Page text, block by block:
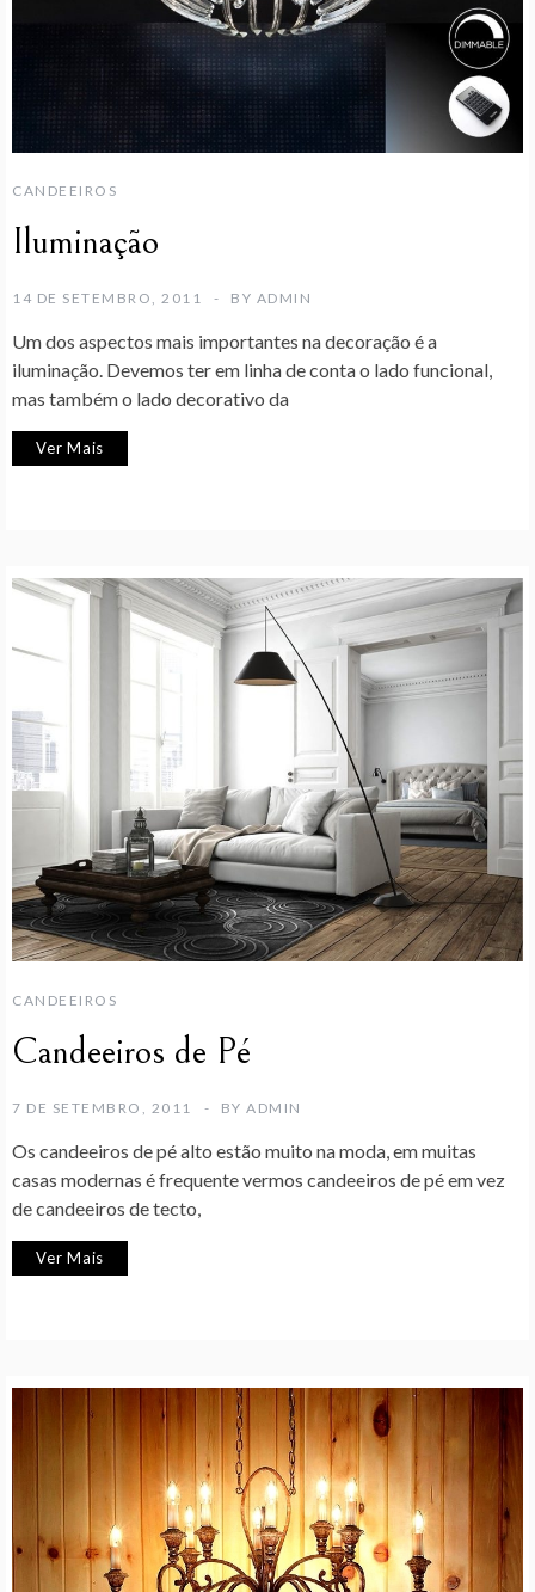
CANDEEIROS
Iluminação
14 DE SETEMBRO, 2011 BY ADMIN
Um dos aspectos mais importantes na decoração é a
iluminação. Devemos ter em linha de conta o lado funcional,
mas também o lado decorativo da
Ver Mais
CANDEEIROS
Candeeiros de Pé
7 DE SETEMBRO, 2011 BY ADMIN
Os candeeiros de pé alto estão muito na moda, em muitas
casas modernas é frequente vermos candeeiros de pé em vez
de candeeiros de tecto,
Ver Mais